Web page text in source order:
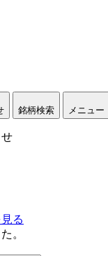
銘柄検索 メニュー
る
。